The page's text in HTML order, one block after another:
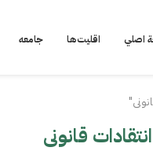
اصلي اقلیت‌ها جامعه
انتقادات قانونی